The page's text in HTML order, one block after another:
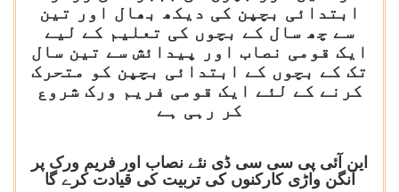
ابتدائی بچپن کی دیکھ بھال اور تین
سے چھ سال کے بچوں کی تعلیم کے لیے
ایک قومی نصاب اور پیدائش سے تین سال
تک کے بچوں کے ابتدائی بچپن کو متحرک
کرنے کے لئے ایک قومی فریم ورک شروع
کر رہی ہے
این آئی پی سی سی ڈی نئے نصاب اور فریم ورک پر
آنگن واڑی کارکنوں کی تربیت کی قیادت کرے گا